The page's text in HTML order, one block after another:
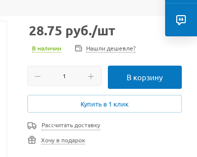
28.75 руб./шт
В наличии Нашли дешевле?
В корзину
Купить в 1 клик
Рассчитать доставку
Хочу в подарок